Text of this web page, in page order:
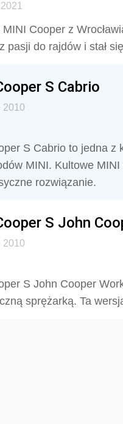
MINI Cooper z
pasji do rajdów i stał
S Cabrio
2010
S Cabrio to jedna z
MINI. Kultowe
rozwiązanie.
S John
2010
S John Cooper
sprężarką. Ta